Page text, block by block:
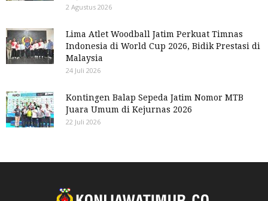
2 Agustus 2026
Lima Atlet Woodball Jatim Perkuat Timnas
Indonesia di World Cup 2026, Bidik Prestasi di
Malaysia
24 Juli 2026
Kontingen Balap Sepeda Jatim Nomor MTB
Juara Umum di Kejurnas 2026
22 Juli 2026